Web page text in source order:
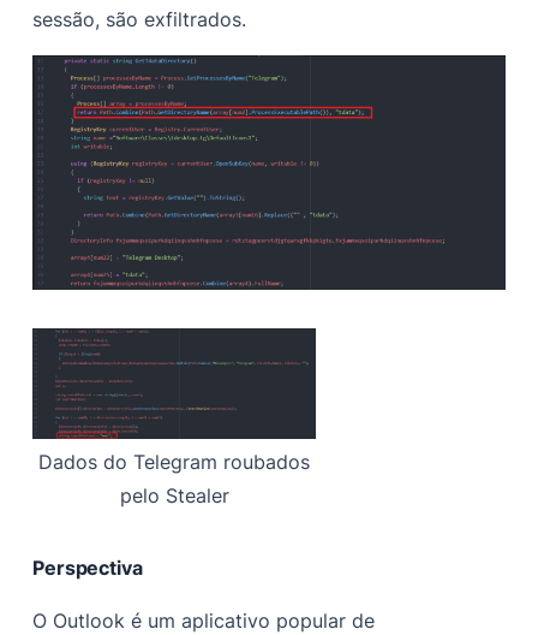
sessão, são exfiltrados.
Dados do Telegram roubados
pelo Stealer
Perspectiva
O Outlook é um aplicativo popular de